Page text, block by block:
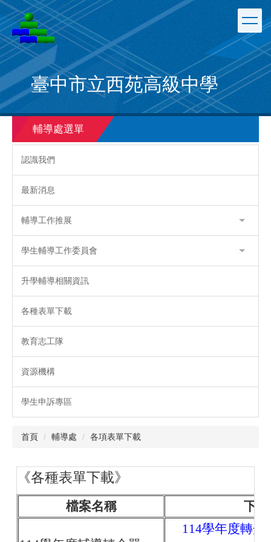
跳
到
主
要
內
容
區
臺中市立西苑高級中學
輔導處選單
認識我們
最新消息
輔導工作推展
學生輔導工作委員會
升學輔導相關資訊
各種表單下載
教育志工隊
資源機構
學生申訴專區
首頁 輔導處 各項表單下載
《各種表單下載》
檔案名稱 下載
114學年度轉介